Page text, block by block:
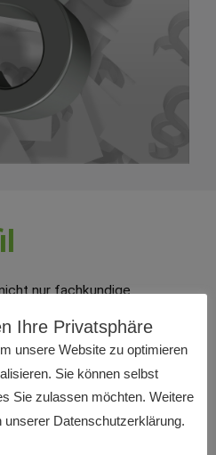
nur fachkundige
Büroorganisation, wie z.B.
Datenschutz,
alle Qualitätsanforderungen
Ihre Privatsphäre
unsere Website zu optimieren
Sie können selbst
Sie zulassen möchten. Weitere
unserer Datenschutzerklärung.